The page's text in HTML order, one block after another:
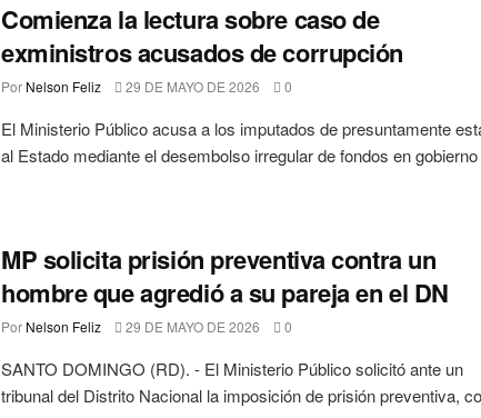
Comienza la lectura sobre caso de
exministros acusados de corrupción
Por Nelson Feliz 29 DE MAYO DE 2026 0
El Ministerio Público acusa a los imputados de presuntamente
al Estado mediante el desembolso irregular de fondos en gobierno
MP solicita prisión preventiva contra un
hombre que agredió a su pareja en el DN
Por Nelson Feliz 29 DE MAYO DE 2026 0
SANTO DOMINGO (RD). - El Ministerio Público solicitó ante un
tribunal del Distrito Nacional la imposición de prisión preventiva,